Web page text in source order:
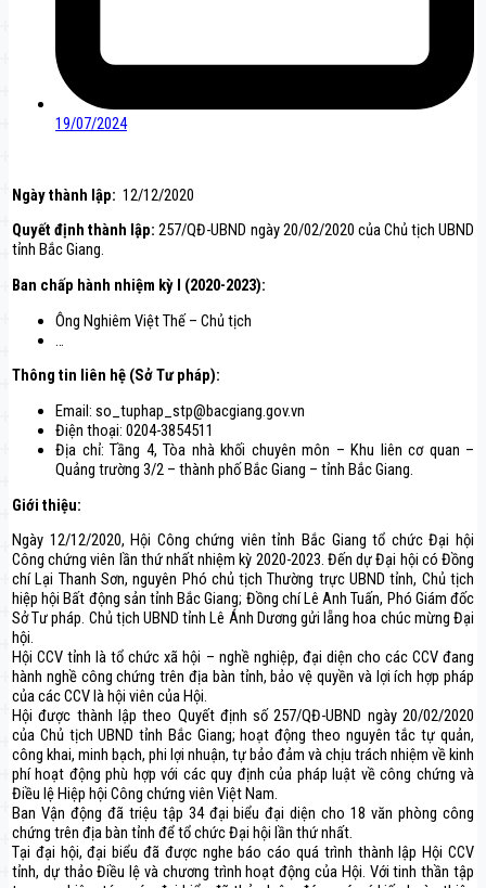
19/07/2024
Ngày thành lập: 12/12/2020
Quyết định thành lập: 257/QĐ-UBND ngày 20/02/2020 của Chủ tịch UBND
tỉnh Bắc Giang.
Ban chấp hành nhiệm kỳ I (2020-2023):
Ông Nghiêm Việt Thế – Chủ tịch
…
Thông tin liên hệ (Sở Tư pháp):
Email: so_tuphap_stp@bacgiang.gov.vn
Điện thoại: 0204-3854511
Địa chỉ: Tầng 4, Tòa nhà khối chuyên môn – Khu liên cơ quan –
Quảng trường 3/2 – thành phố Bắc Giang – tỉnh Bắc Giang.
Giới thiệu:
Ngày 12/12/2020, Hội Công chứng viên tỉnh Bắc Giang tổ chức Đại hội
Công chứng viên lần thứ nhất nhiệm kỳ 2020-2023. Đến dự Đại hội có Đồng
chí Lại Thanh Sơn, nguyên Phó chủ tịch Thường trực UBND tỉnh, Chủ tịch
hiệp hội Bất động sản tỉnh Bắc Giang; Đồng chí Lê Anh Tuấn, Phó Giám đốc
Sở Tư pháp. Chủ tịch UBND tỉnh Lê Ánh Dương gửi lẵng hoa chúc mừng Đại
hội.
Hội CCV tỉnh là tổ chức xã hội – nghề nghiệp, đại diện cho các CCV đang
hành nghề công chứng trên địa bàn tỉnh, bảo vệ quyền và lợi ích hợp pháp
của các CCV là hội viên của Hội.
Hội được thành lập theo Quyết định số 257/QĐ-UBND ngày 20/02/2020
của Chủ tịch UBND tỉnh Bắc Giang; hoạt động theo nguyên tắc tự quản,
công khai, minh bạch, phi lợi nhuận, tự bảo đảm và chịu trách nhiệm về kinh
phí hoạt động phù hợp với các quy định của pháp luật về công chứng và
Điều lệ Hiệp hội Công chứng viên Việt Nam.
Ban Vận động đã triệu tập 34 đại biểu đại diện cho 18 văn phòng công
chứng trên địa bàn tỉnh để tổ chức Đại hội lần thứ nhất.
Tại đại hội, đại biểu đã được nghe báo cáo quá trình thành lập Hội CCV
tỉnh, dự thảo Điều lệ và chương trình hoạt động của Hội. Với tinh thần tập